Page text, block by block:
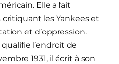
Elle a fait
les Yankees et
et d’oppression.
qualifie l’endroit de
1931, il écrit à son